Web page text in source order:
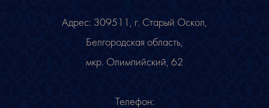
Адрес: 309511, г. Старый Оскол,
Белгородская область,
мкр. Олимпийский, 62
Телефон: